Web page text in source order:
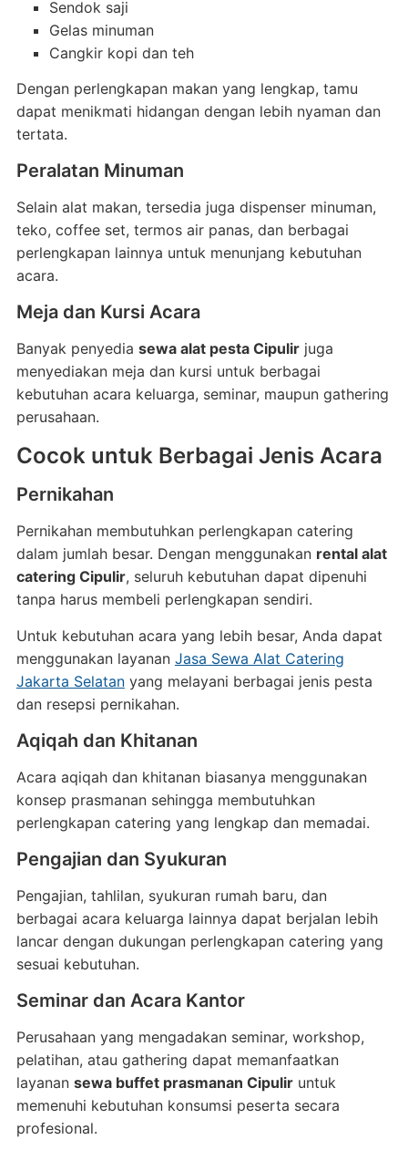
Sendok saji
Gelas minuman
Cangkir kopi dan teh
Dengan perlengkapan makan yang lengkap, tamu
dapat menikmati hidangan dengan lebih nyaman dan
tertata.
Peralatan Minuman
Selain alat makan, tersedia juga dispenser minuman,
teko, coffee set, termos air panas, dan berbagai
perlengkapan lainnya untuk menunjang kebutuhan
acara.
Meja dan Kursi Acara
Banyak penyedia sewa alat pesta Cipulirjuga
menyediakan meja dan kursi untuk berbagai
kebutuhan acara keluarga, seminar, maupun gathering
perusahaan.
Cocok untuk Berbagai Jenis Acara
Pernikahan
Pernikahan membutuhkan perlengkapan catering
dalam jumlah besar. Dengan menggunakan rental alat
catering Cipulir, seluruh kebutuhan dapat dipenuhi
tanpa harus membeli perlengkapan sendiri.
Untuk kebutuhan acara yang lebih besar, Anda dapat
menggunakan layanan Jasa Sewa Alat Catering
Jakarta Selatanyang melayani berbagai jenis pesta
dan resepsi pernikahan.
Aqiqah dan Khitanan
Acara aqiqah dan khitanan biasanya menggunakan
konsep prasmanan sehingga membutuhkan
perlengkapan catering yang lengkap dan memadai.
Pengajian dan Syukuran
Pengajian, tahlilan, syukuran rumah baru, dan
berbagai acara keluarga lainnya dapat berjalan lebih
lancar dengan dukungan perlengkapan catering yang
sesuai kebutuhan.
Seminar dan Acara Kantor
Perusahaan yang mengadakan seminar, workshop,
pelatihan, atau gathering dapat memanfaatkan
layanan sewa buffet prasmanan Cipuliruntuk
memenuhi kebutuhan konsumsi peserta secara
profesional.